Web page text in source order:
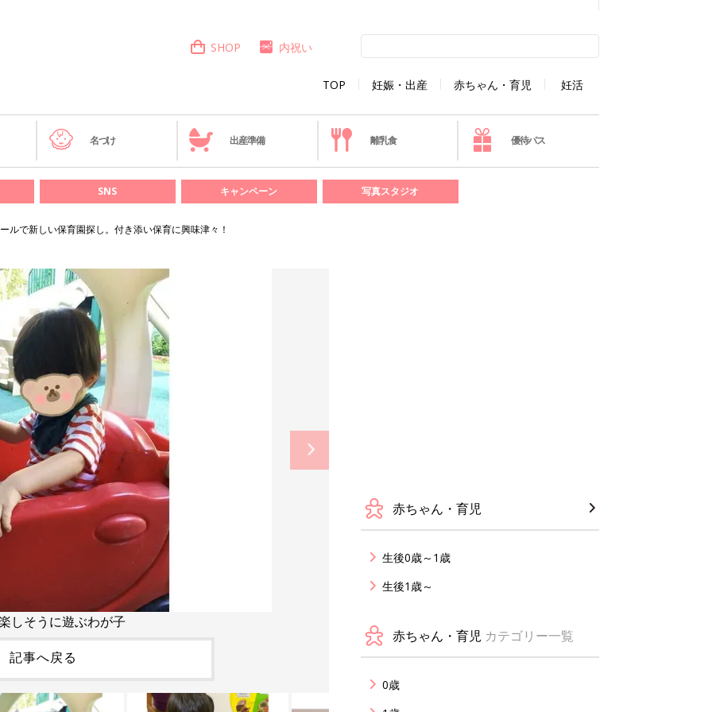
TOP 妊娠・出産 赤ちゃん・育児 妊活
SHOP 内祝い
名づけ 出産準備 離乳食 優待パス
SNS キャンペーン 写真スタジオ
で新しい保育園探し。付き添い保育に興味津々！
しそうに遊ぶわが子
記事へ戻る
赤ちゃん・育児
生後0歳～1歳
生後1歳～
赤ちゃん・育児 カテゴリー一覧
0歳